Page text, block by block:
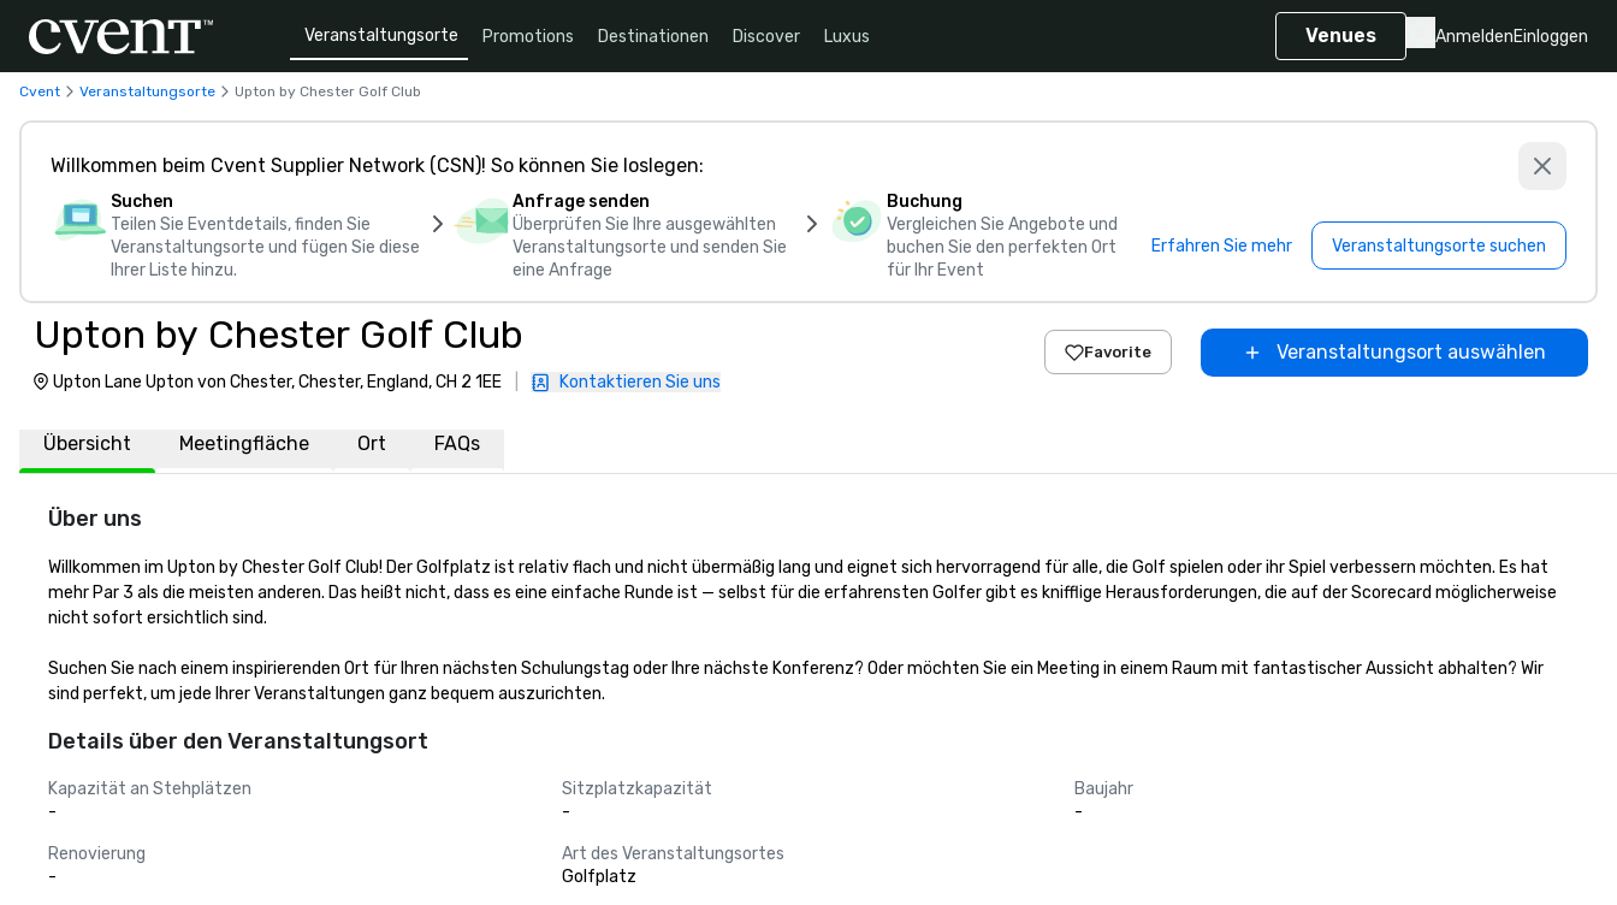
Veranstaltungsorte Promotions Destinationen Discover Luxus Venues AnmeldenEinloggen
Cvent Veranstaltungsorte Upton by Chester Golf Club
Willkommen beim Cvent Supplier Network (CSN)! So können Sie loslegen:
Suchen
Teilen Sie Eventdetails, finden Sie
Veranstaltungsorte und fügen Sie diese
Ihrer Liste hinzu.
Anfrage senden
Überprüfen Sie Ihre ausgewählten
Veranstaltungsorte und senden Sie
eine Anfrage
Buchung
Vergleichen Sie Angebote und
buchen Sie den perfekten Ort
für Ihr Event
Erfahren Sie mehr Veranstaltungsorte suchen
Upton by Chester Golf Club
Upton Lane Upton von Chester, Chester, England, CH 2 1EE Kontaktieren Sie uns
Favorite Veranstaltungsort auswählen
Übersicht Meetingfläche Ort FAQs
Über uns
Willkommen im Upton by Chester Golf Club! Der Golfplatz ist relativ flach und nicht übermäßig lang und eignet sich hervorragend für alle, die Golf spielen oder ihr Spiel verbessern möchten. Es hat
mehr Par 3 als die meisten anderen. Das heißt nicht, dass es eine einfache Runde ist — selbst für die erfahrensten Golfer gibt es knifflige Herausforderungen, die auf der Scorecard möglicherweise
nicht sofort ersichtlich sind.
Suchen Sie nach einem inspirierenden Ort für Ihren nächsten Schulungstag oder Ihre nächste Konferenz? Oder möchten Sie ein Meeting in einem Raum mit fantastischer Aussicht abhalten? Wir
sind perfekt, um jede Ihrer Veranstaltungen ganz bequem auszurichten.
Details über den Veranstaltungsort
Kapazität an Stehplätzen
-
Sitzplatzkapazität
-
Baujahr
-
Renovierung
-
Art des Veranstaltungsortes
Golfplatz